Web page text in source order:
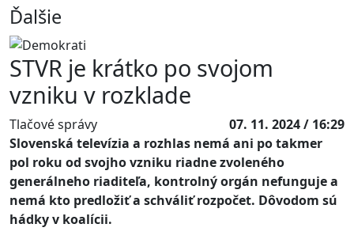
Ďalšie
STVR je krátko po svojom
vzniku v rozklade
Tlačové správy
07. 11. 2024 / 16:29
Slovenská televízia a rozhlas nemá ani po takmer
pol roku od svojho vzniku riadne zvoleného
generálneho riaditeľa, kontrolný orgán nefunguje a
nemá kto predložiť a schváliť rozpočet. Dôvodom sú
hádky v koalícii.